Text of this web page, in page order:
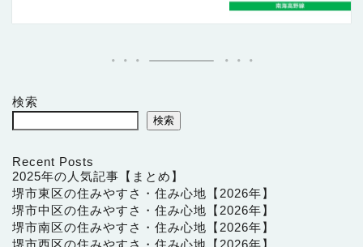
検索
検索
Recent Posts
2025年の人気記事【まとめ】
堺市東区の住みやすさ・住み心地【2026年】
堺市中区の住みやすさ・住み心地【2026年】
堺市南区の住みやすさ・住み心地【2026年】